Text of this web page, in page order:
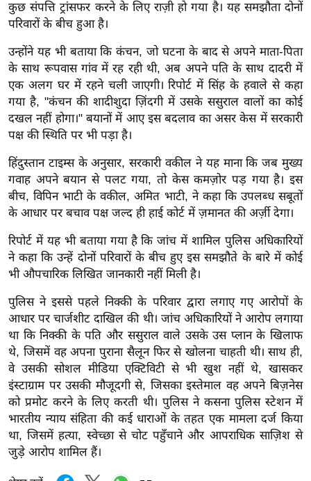
मी
क्षा
B
r
e
a
k
i
n
g
N
e
w
s
ला
फ
स्टा
इ
ल
टे
क्नॉ
लॉ
जी
ब्यू
कुछ संपत्ति ट्रांसफर करने के लिए राज़ी हो गया है। यह समझौता दोनों
परिवारों के बीच हुआ है।
उन्होंने यह भी बताया कि कंचन, जो घटना के बाद से अपने माता-पिता
के साथ रूपवास गांव में रह रही थी, अब अपने पति के साथ दादरी में
एक अलग घर में रहने चली जाएगी।रिपोर्ट में सिंह के हवाले से कहा
गया है, "कंचन की शादीशुदा ज़िंदगी में उसके ससुराल वालों का कोई
दखल नहीं होगा।" बयानों में आए इस बदलाव का असर केस में सरकारी
पक्ष की स्थिति पर भी पड़ा है।
हिंदुस्तान टाइम्स के अनुसार, सरकारी वकील ने यह माना कि जब मुख्य
गवाह अपने बयान से पलट गया, तो केस कमज़ोर पड़ गया है। इस
बीच, विपिन भाटी के वकील, अमित भाटी, ने कहा कि उपलब्ध सबूतों
के आधार पर बचाव पक्ष जल्द ही हाई कोर्ट में ज़मानत की अर्ज़ी देगा।
रिपोर्ट में यह भी बताया गया है कि जांच में शामिल पुलिस अधिकारियों
ने कहा कि उन्हें दोनों परिवारों के बीच हुए इस समझौते के बारे में कोई
भी औपचारिक लिखित जानकारी नहीं मिली है।
पुलिस ने इससे पहले निक्की के परिवार द्वारा लगाए गए आरोपों के
आधार पर चार्जशीट दाखिल की थी। जांच अधिकारियों ने आरोप लगाया
था कि निक्की के पति और ससुराल वाले उसके उस प्लान के खिलाफ
थे, जिसमें वह अपना पुराना सैलून फिर से खोलना चाहती थी। साथ ही,
वे उसकी सोशल मीडिया एक्टिविटी से भी खुश नहीं थे, खासकर
इंस्टाग्राम पर उसकी मौजूदगी से, जिसका इस्तेमाल वह अपने बिज़नेस
को प्रमोट करने के लिए करती थी। पुलिस ने कसना पुलिस स्टेशन में
भारतीय न्याय संहिता की कई धाराओं के तहत एक मामला दर्ज किया
था, जिसमें हत्या, स्वेच्छा से चोट पहुँचाने और आपराधिक साज़िश से
जुड़े आरोप शामिल हैं।